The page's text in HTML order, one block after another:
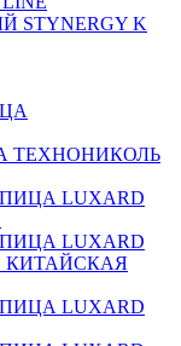
K
ТЕХНОНИКОЛЬ
LUXARD
LUXARD
КИТАЙСКАЯ
LUXARD